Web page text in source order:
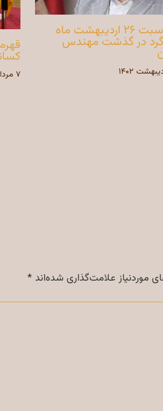
بمناسبت ۲۶ اردیبهشت ماه
در گذشت مهندس
۷ مرداد ۱۳۹۷
موردنیاز علامت‌گذاری شده‌اند *